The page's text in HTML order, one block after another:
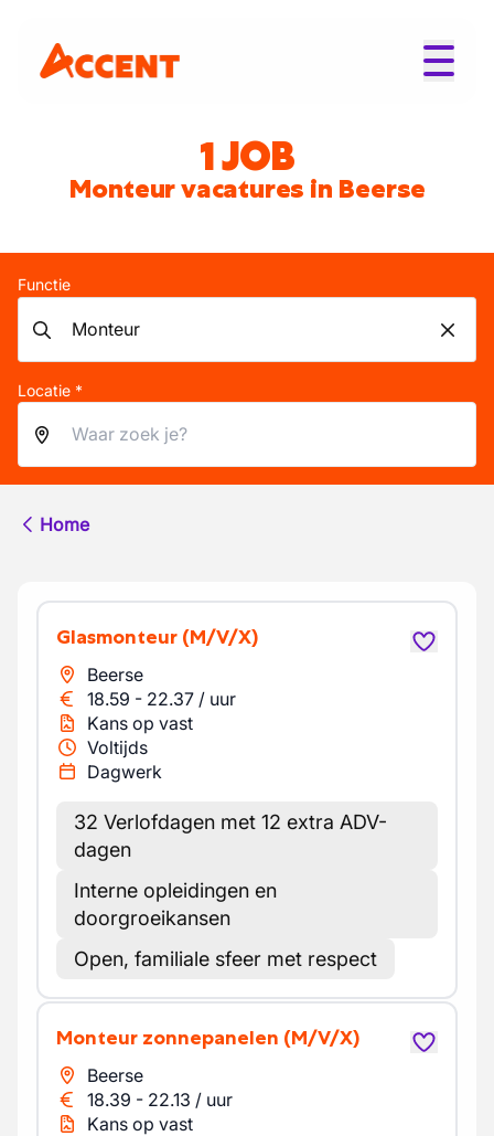
1 JOB
Monteur vacatures in Beerse
Functie
Locatie *
Home
Glasmonteur (M/V/X)
Beerse
18.59 - 22.37 / uur
Kans op vast
Voltijds
Dagwerk
32 Verlofdagen met 12 extra ADV-
dagen
Interne opleidingen en
doorgroeikansen
Open, familiale sfeer met respect
Monteur zonnepanelen (M/V/X)
Beerse
18.39 - 22.13 / uur
Kans op vast